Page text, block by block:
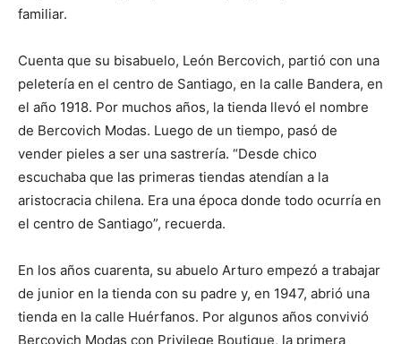
familiar.
Cuenta que su bisabuelo, León Bercovich, partió con una
peletería en el centro de Santiago, en la calle Bandera, en
el año 1918. Por muchos años, la tienda llevó el nombre
de Bercovich Modas. Luego de un tiempo, pasó de
vender pieles a ser una sastrería. “Desde chico
escuchaba que las primeras tiendas atendían a la
aristocracia chilena. Era una época donde todo ocurría en
el centro de Santiago”, recuerda.
En los años cuarenta, su abuelo Arturo empezó a trabajar
de junior en la tienda con su padre y, en 1947, abrió una
tienda en la calle Huérfanos. Por algunos años convivió
Bercovich Modas con Privilege Boutique, la primera